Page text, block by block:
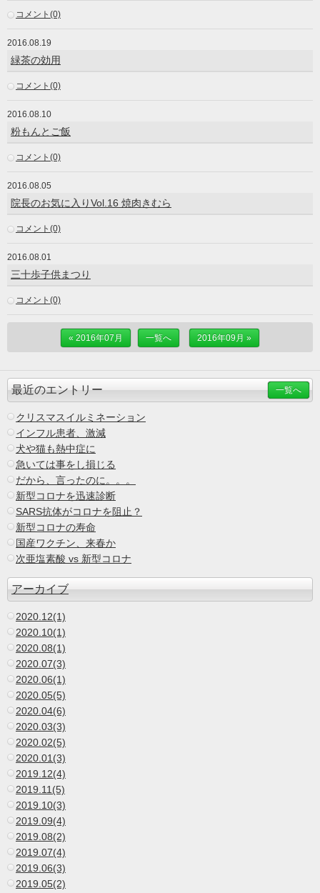
コメント(0)
2016.08.19
緑茶の効用
コメント(0)
2016.08.10
粉もんとご飯
コメント(0)
2016.08.05
院長のお気に入りVol.16 焼肉きむら
コメント(0)
2016.08.01
三十歩子供まつり
コメント(0)
« 2016年07月 一覧へ 2016年09月 »
最近のエントリー 一覧へ
クリスマスイルミネーション
インフル患者、激減
犬や猫も熱中症に
急いては事をし損じる
だから、言ったのに。。。
新型コロナを迅速診断
SARS抗体がコロナを阻止？
新型コロナの寿命
国産ワクチン、来春か
次亜塩素酸 vs 新型コロナ
アーカイブ
2020.12(1)
2020.10(1)
2020.08(1)
2020.07(3)
2020.06(1)
2020.05(5)
2020.04(6)
2020.03(3)
2020.02(5)
2020.01(3)
2019.12(4)
2019.11(5)
2019.10(3)
2019.09(4)
2019.08(2)
2019.07(4)
2019.06(3)
2019.05(2)